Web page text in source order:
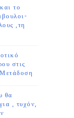
το
,τη
στις
θα
, τυχόν,